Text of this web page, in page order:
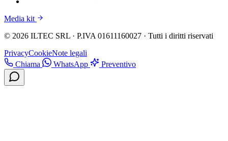
Media kit
© 2026 ILTEC SRL · P.IVA 01611160027 · Tutti i diritti riservati
PrivacyCookieNote legali
Chiama
WhatsApp Preventivo